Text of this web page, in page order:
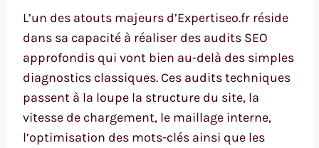
L’un des atouts majeurs d’Expertiseo.fr réside
dans sa capacité à réaliser des audits SEO
approfondis qui vont bien au-delà des simples
diagnostics classiques. Ces audits techniques
passent à la loupe la structure du site, la
vitesse de chargement, le maillage interne,
l’optimisation des mots-clés ainsi que les